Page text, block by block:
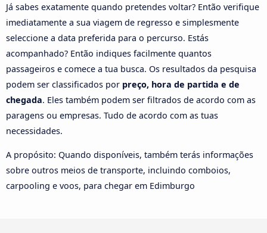
Já sabes exatamente quando pretendes voltar? Então verifique
imediatamente a sua viagem de regresso e simplesmente
seleccione a data preferida para o percurso. Estás
acompanhado? Então indiques facilmente quantos
passageiros e comece a tua busca. Os resultados da pesquisa
podem ser classificados por preço, hora de partida e de
chegada. Eles também podem ser filtrados de acordo com as
paragens ou empresas. Tudo de acordo com as tuas
necessidades.
A propósito: Quando disponíveis, também terás informações
sobre outros meios de transporte, incluindo comboios,
carpooling e voos, para chegar em Edimburgo